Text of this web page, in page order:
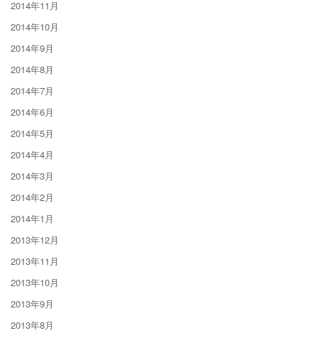
2014年11月
2014年10月
2014年9月
2014年8月
2014年7月
2014年6月
2014年5月
2014年4月
2014年3月
2014年2月
2014年1月
2013年12月
2013年11月
2013年10月
2013年9月
2013年8月